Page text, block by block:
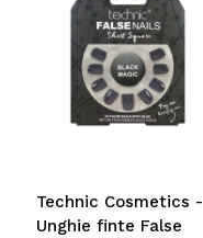
Technic Cosmetics -
Unghie finte False